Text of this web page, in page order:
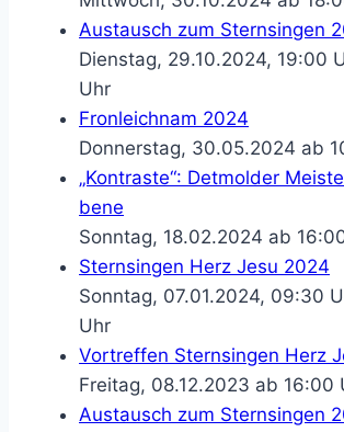
Austausch zum Sternsingen
Dienstag, 29.10.2024, 19:00
Uhr
Fronleichnam 2024
Donnerstag, 30.05.2024 ab
„Kontraste“: Detmolder
bene
Sonntag, 18.02.2024 ab
Sternsingen Herz Jesu 2024
Sonntag, 07.01.2024, 09:30
Uhr
Vortreffen Sternsingen Herz
Freitag, 08.12.2023 ab 16:00
Austausch zum Sternsingen